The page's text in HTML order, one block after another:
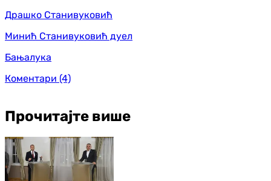
Драшко Станивуковић
Минић Станивуковић дуел
Бањалука
Коментари (4)
Прочитајте више